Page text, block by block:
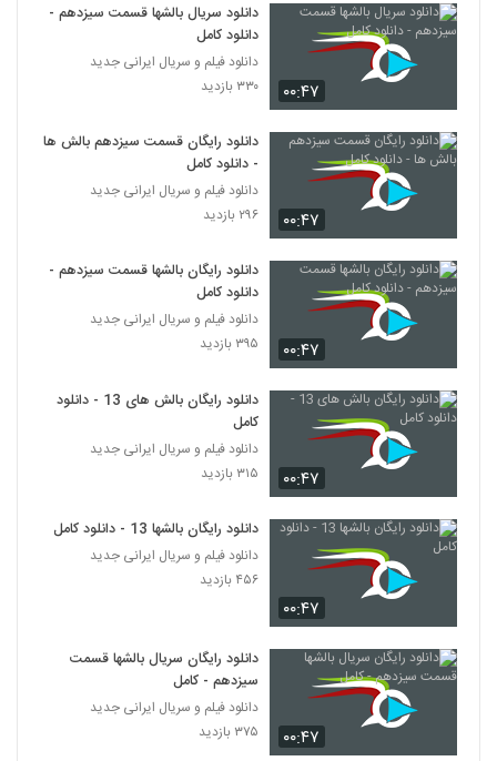
۰۰:۴۷
دانلود سریال بالشها قسمت سیزدهم -
دانلود کامل
دانلود فیلم و سریال ایرانی جدید
۳۳۰ بازدید
۰۰:۴۷
دانلود رایگان قسمت سیزدهم بالش ها
- دانلود کامل
دانلود فیلم و سریال ایرانی جدید
۲۹۶ بازدید
۰۰:۴۷
دانلود رایگان بالشها قسمت سیزدهم -
دانلود کامل
دانلود فیلم و سریال ایرانی جدید
۳۹۵ بازدید
۰۰:۴۷
دانلود رایگان بالش های 13 - دانلود
کامل
دانلود فیلم و سریال ایرانی جدید
۳۱۵ بازدید
۰۰:۴۷
دانلود رایگان بالشها 13 - دانلود کامل
دانلود فیلم و سریال ایرانی جدید
۴۵۶ بازدید
۰۰:۴۷
دانلود رایگان سریال بالشها قسمت
سیزدهم - کامل
دانلود فیلم و سریال ایرانی جدید
۳۷۵ بازدید